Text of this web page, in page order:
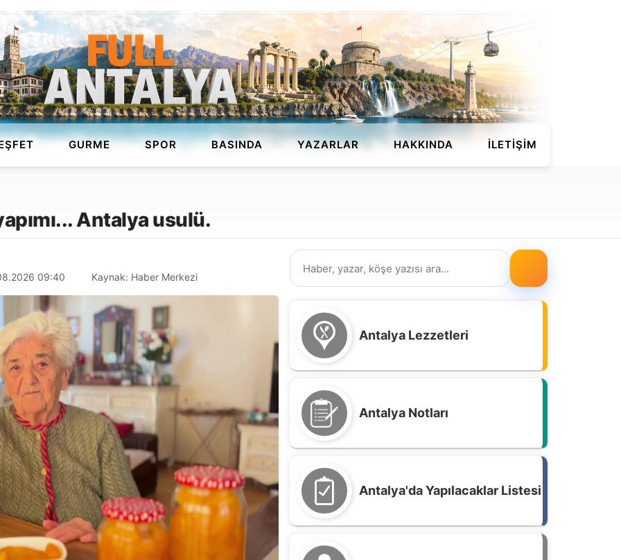
GURME SPOR BASINDA YAZARLAR HAKKINDA İLETIŞIM
Antalya usulü.
09:40 Kaynak: Haber Merkezi
Antalya Lezzetleri
Antalya Notları
Antalya'da Yapılacaklar Listesi